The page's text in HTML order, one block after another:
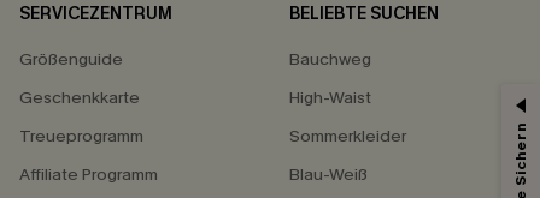
SERVICEZENTRUM
Größenguide
Geschenkkarte
Treueprogramm
Affiliate Programm
BELIEBTE SUCHEN
Bauchweg
High-Waist
Sommerkleider
Blau-Weiß